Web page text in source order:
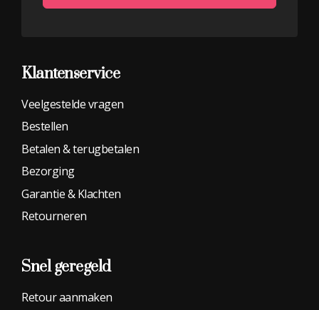
Klantenservice
Veelgestelde vragen
Bestellen
Betalen & terugbetalen
Bezorging
Garantie & Klachten
Retourneren
Snel geregeld
Retour aanmaken